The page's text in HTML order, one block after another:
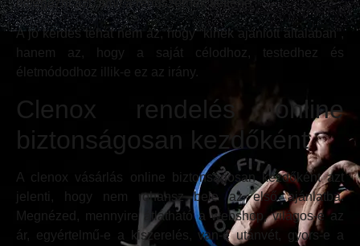
elvégezni azt, amit a rendszernek kellene.
A jó kérdés tehát nem az, hogy “kinek ajánlott általában”,
hanem az, hogy a saját célodhoz, testedhez és
életmódodhoz illik-e ez az irány.
Clenox rendelés online
biztonságosan kezdőként
A clenox vásárlás online biztonságosan kezdőként azt
jelenti, hogy nem rohansz bele az első ajánlatba.
Megnézed, mennyire átlátható a webshop, világos-e az
ár, egyértelmű-e a kiszerelés, van-e utánvét, gyors-e a